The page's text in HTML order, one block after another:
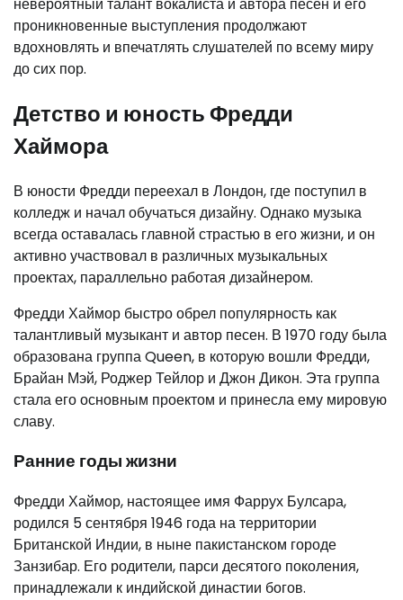
проникновенные выступления продолжают
вдохновлять и впечатлять слушателей по всему миру
до сих пор.
Детство и юность Фредди
Хаймора
В юности Фредди переехал в Лондон, где поступил в
колледж и начал обучаться дизайну. Однако музыка
всегда оставалась главной страстью в его жизни, и он
активно участвовал в различных музыкальных
проектах, параллельно работая дизайнером.
Фредди Хаймор быстро обрел популярность как
талантливый музыкант и автор песен. В 1970 году была
образована группа Queen, в которую вошли Фредди,
Брайан Мэй, Роджер Тейлор и Джон Дикон. Эта группа
стала его основным проектом и принесла ему мировую
славу.
Ранние годы жизни
Фредди Хаймор, настоящее имя Фаррух Булсара,
родился 5 сентября 1946 года на территории
Британской Индии, в ныне пакистанском городе
Занзибар. Его родители, парси десятого поколения,
принадлежали к индийской династии богов.